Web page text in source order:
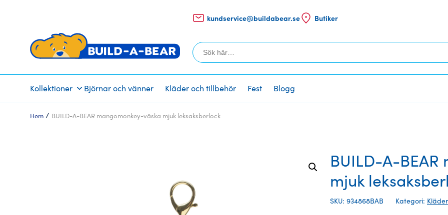
kundservice@buildabear.se Butiker
Sök
efter:
Kollektioner Björnar och vänner Kläder och tillbehör Fest Blogg
Hem / BUILD-A-BEAR mangomonkey-väska mjuk leksaksberlock
BUILD-A-
mjuk
SKU: 934868BAB Kategori: